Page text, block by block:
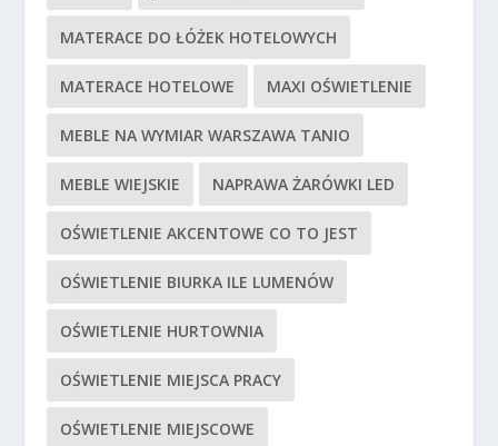
MATERACE DO ŁÓŻEK HOTELOWYCH
MATERACE HOTELOWE MAXI OŚWIETLENIE
MEBLE NA WYMIAR WARSZAWA TANIO
MEBLE WIEJSKIE NAPRAWA ŻARÓWKI LED
OŚWIETLENIE AKCENTOWE CO TO JEST
OŚWIETLENIE BIURKA ILE LUMENÓW
OŚWIETLENIE HURTOWNIA
OŚWIETLENIE MIEJSCA PRACY
OŚWIETLENIE MIEJSCOWE